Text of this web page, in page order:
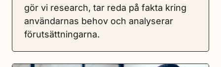
gör vi research, tar reda på fakta kring
användarnas behov och analyserar
förutsättningarna.